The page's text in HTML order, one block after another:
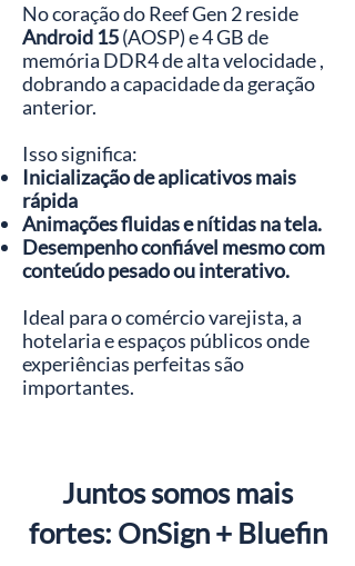
No coração do Reef Gen 2 reside
Android 15(AOSP) e 4 GB de
memória DDR4 de alta velocidade,
dobrando a capacidade da geração
anterior.
Isso significa:
Inicialização de aplicativos mais
rápida
Animações fluidas e nítidas na tela.
Desempenho confiável mesmo com
conteúdo pesado ou interativo.
Ideal para o comércio varejista, a
hotelaria e espaços públicos onde
experiências perfeitas são
importantes.
Juntos somos mais
fortes: OnSign + Bluefin